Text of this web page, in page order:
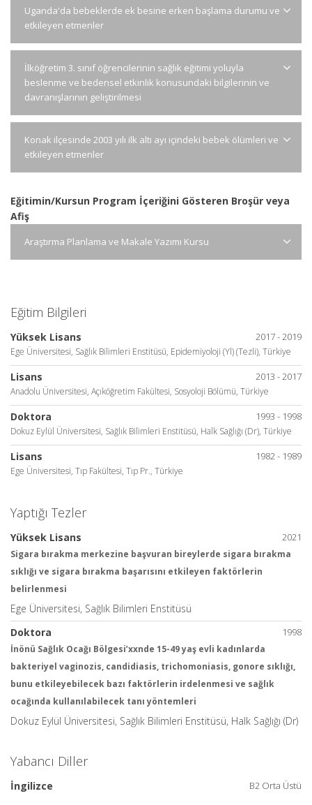
Uganda'da bebeklerde ek besine erken başlama durumu ve
etkileyen etmenler
İlköğretim 3. sınıf öğrencilerinin sağlık eğitimi yoluyla
beslenme ve bedensel etkinlik konusundaki bilgilerinin ve
davranışlarının geliştirilmesi
Konak ilçesinde 2003 yılı ilk altı ayı içindeki bebek ölümleri ve
etkileyen etmenler
Eğitimin/Kursun Program İçeriğini Gösteren Broşür veya
Afiş
Araştırma Planlama ve Makale Yazımı Kursu
Eğitim Bilgileri
2017 - 2019
Yüksek Lisans
Ege Üniversitesi, Sağlık Bilimleri Enstitüsü, Epidemiyoloji (Yl) (Tezli), Türkiye
2013 - 2017
Lisans
Anadolu Üniversitesi, Açıköğretim Fakültesi, Sosyoloji Bölümü, Türkiye
1993 - 1998
Doktora
Dokuz Eylül Üniversitesi, Sağlık Bilimleri Enstitüsü, Halk Sağlığı (Dr), Türkiye
1982 - 1989
Lisans
Ege Üniversitesi, Tıp Fakültesi, Tıp Pr., Türkiye
Yaptığı Tezler
2021
Yüksek Lisans
Sigara bırakma merkezine başvuran bireylerde sigara bırakma
sıklığı ve sigara bırakma başarısını etkileyen faktörlerin
belirlenmesi
Ege Üniversitesi, Sağlık Bilimleri Enstitüsü
1998
Doktora
İnönü Sağlık Ocağı Bölgesi’xxnde 15-49 yaş evli kadınlarda
bakteriyel vaginozis, candidiasis, trichomoniasis, gonore sıklığı,
bunu etkileyebilecek bazı faktörlerin irdelenmesi ve sağlık
ocağında kullanılabilecek tanı yöntemleri
Dokuz Eylül Üniversitesi, Sağlık Bilimleri Enstitüsü, Halk Sağlığı (Dr)
Yabancı Diller
B2 Orta Üstü
İngilizce